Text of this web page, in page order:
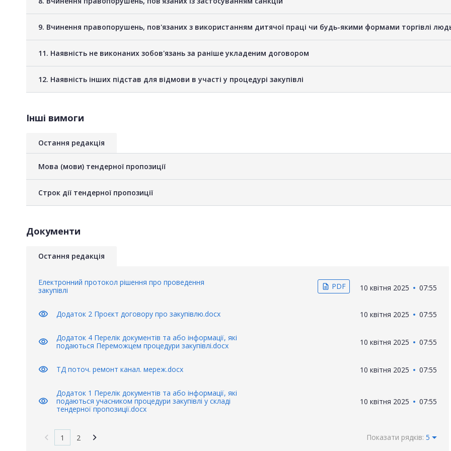
9. Вчинення правопорушень, пов'язаних з використанням дитячої праці чи будь-якими формами торгівлі
11. Наявність не виконаних зобов'язань за раніше укладеним договором
12. Наявність інших підстав для відмови в участі у процедурі закупівлі
Інші вимоги
Остання редакція
Мова (мови) тендерної пропозиції
Строк дії тендерної пропозиції
Документи
Остання редакція
Електронний протокол рішення про проведення
закупівлі
description PDF 10 квітня 2025 07:55
visibility Додаток 2 Проєкт договору про закупівлю.docx 10 квітня 2025 07:55
visibility
Додаток 4 Перелік документів та або інформації, які
подаються Переможцем процедури закупівлі.docx
10 квітня 2025 07:55
visibility ТД поточ. ремонт канал. мереж.docx 10 квітня 2025 07:55
visibility
Додаток 1 Перелік документів та або інформації, які
подаються учасником процедури закупівлі у складі
тендерної пропозиції.docx
10 квітня 2025 07:55
1 2 Показати рядків: 5